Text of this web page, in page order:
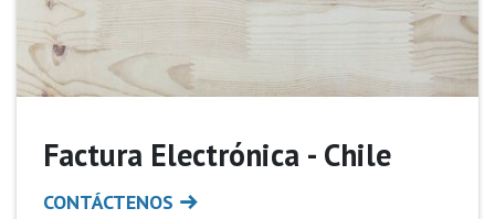
Factura Electrónica - Chile
CONTÁCTENOS